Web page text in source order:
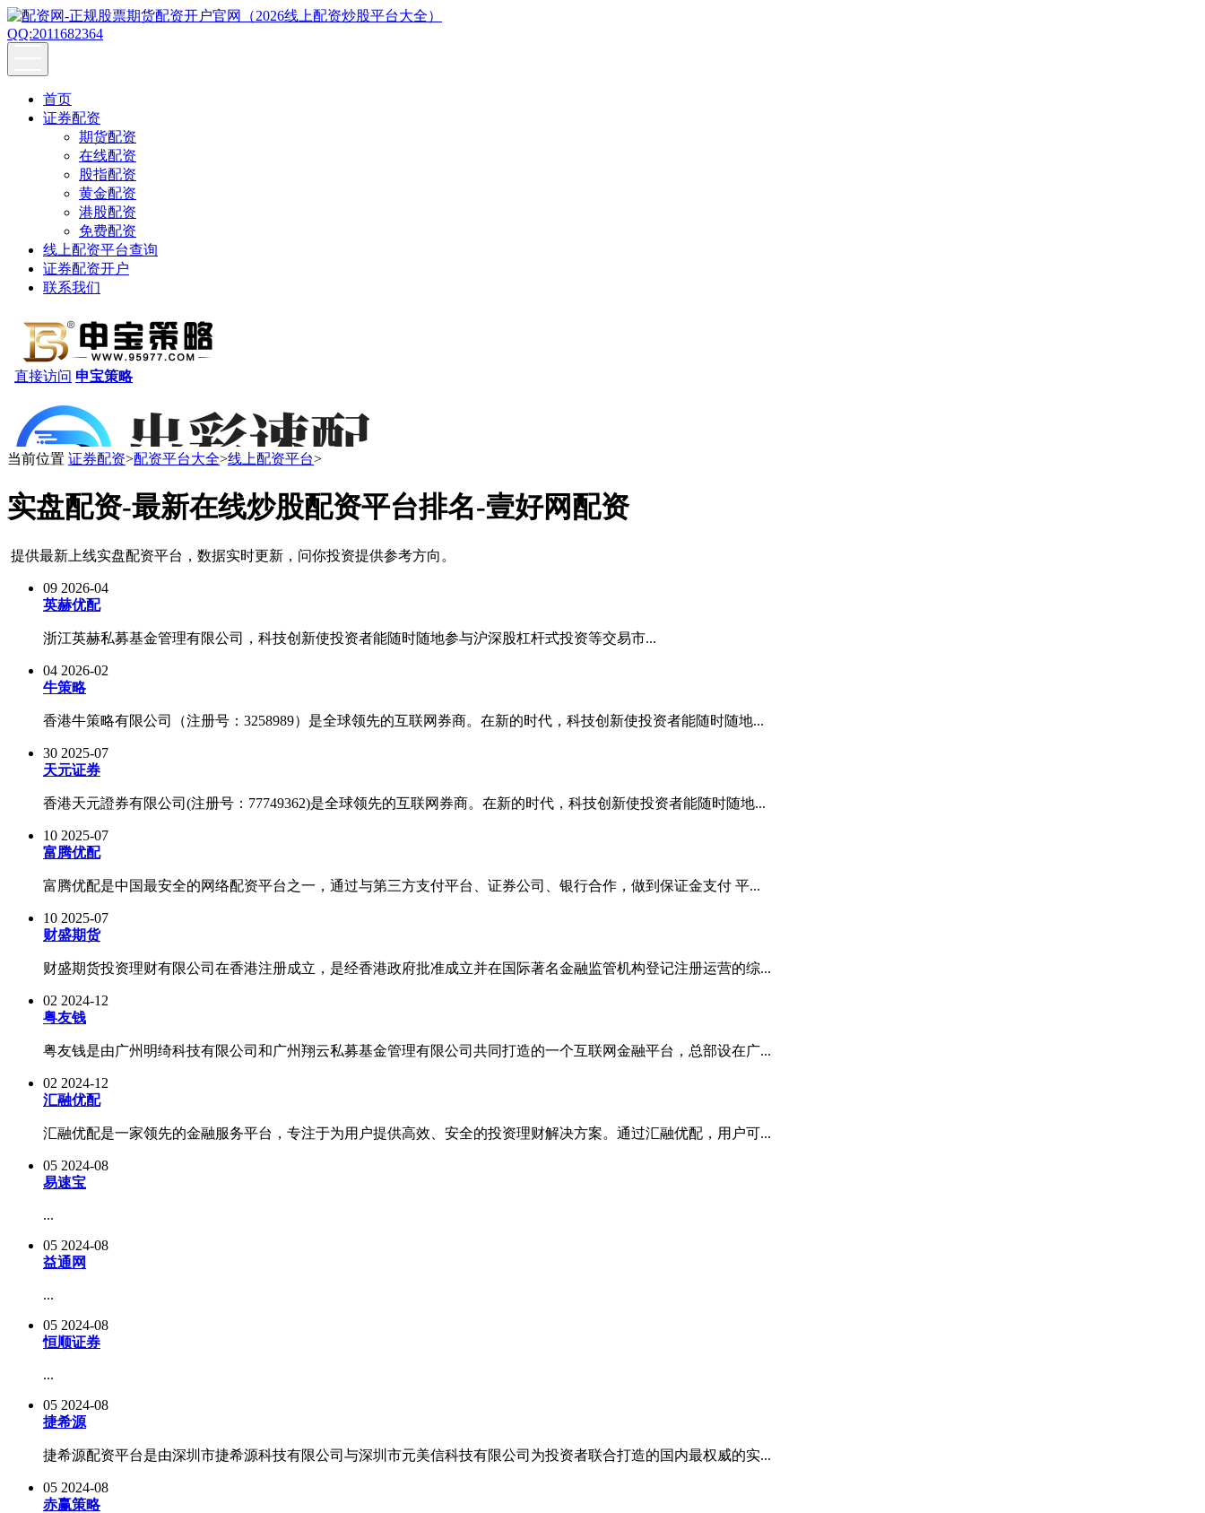
QQ:2011682364
首页
证券配资
期货配资
在线配资
股指配资
黄金配资
港股配资
免费配资
线上配资平台查询
证券配资开户
联系我们
当前位置 证券配资>配资平台大全>线上配资平台>
实盘配资-最新在线炒股配资平台排名-壹好网配资
提供最新上线实盘配资平台，数据实时更新，问你投资提供参考方向。
09 2026-04
英赫优配
浙江英赫私募基金管理有限公司，科技创新使投资者能随时随地参与沪深股杠杆式投资等交易市...
04 2026-02
牛策略
香港牛策略有限公司（注册号：3258989）是全球领先的互联网券商。在新的时代，科技创新使投资者能随时随地...
30 2025-07
天元证券
香港天元證券有限公司(注册号：77749362)是全球领先的互联网券商。在新的时代，科技创新使投资者能随时随地...
10 2025-07
富腾优配
富腾优配是中国最安全的网络配资平台之一，通过与第三方支付平台、证券公司、银行合作，做到保证金支付 平...
10 2025-07
财盛期货
财盛期货投资理财有限公司在香港注册成立，是经香港政府批准成立并在国际著名金融监管机构登记注册运营的综...
02 2024-12
粤友钱
粤友钱是由广州明绮科技有限公司和广州翔云私募基金管理有限公司共同打造的一个互联网金融平台，总部设在广...
02 2024-12
汇融优配
汇融优配是一家领先的金融服务平台，专注于为用户提供高效、安全的投资理财解决方案。通过汇融优配，用户可...
05 2024-08
易速宝
...
05 2024-08
益通网
...
05 2024-08
恒顺证券
...
05 2024-08
捷希源
捷希源配资平台是由深圳市捷希源科技有限公司与深圳市元美信科技有限公司为投资者联合打造的国内最权威的实...
05 2024-08
赤赢策略